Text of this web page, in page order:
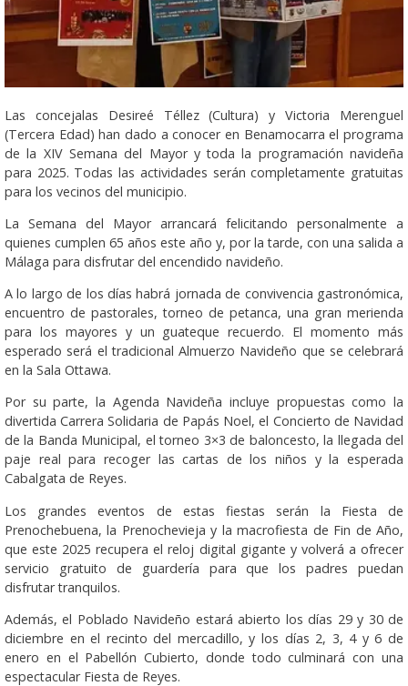
Las concejalas Desireé Téllez (Cultura) y Victoria Merenguel
(Tercera Edad) han dado a conocer en Benamocarra el programa
de la XIV Semana del Mayor y toda la programación navideña
para 2025. Todas las actividades serán completamente gratuitas
para los vecinos del municipio.
La Semana del Mayor arrancará felicitando personalmente a
quienes cumplen 65 años este año y, por la tarde, con una salida a
Málaga para disfrutar del encendido navideño.
A lo largo de los días habrá jornada de convivencia gastronómica,
encuentro de pastorales, torneo de petanca, una gran merienda
para los mayores y un guateque recuerdo. El momento más
esperado será el tradicional Almuerzo Navideño que se celebrará
en la Sala Ottawa.
Por su parte, la Agenda Navideña incluye propuestas como la
divertida Carrera Solidaria de Papás Noel, el Concierto de Navidad
de la Banda Municipal, el torneo 3×3 de baloncesto, la llegada del
paje real para recoger las cartas de los niños y la esperada
Cabalgata de Reyes.
Los grandes eventos de estas fiestas serán la Fiesta de
Prenochebuena, la Prenochevieja y la macrofiesta de Fin de Año,
que este 2025 recupera el reloj digital gigante y volverá a ofrecer
servicio gratuito de guardería para que los padres puedan
disfrutar tranquilos.
Además, el Poblado Navideño estará abierto los días 29 y 30 de
diciembre en el recinto del mercadillo, y los días 2, 3, 4 y 6 de
enero en el Pabellón Cubierto, donde todo culminará con una
espectacular Fiesta de Reyes.